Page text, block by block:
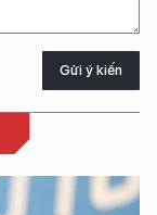
Gửi ý kiến